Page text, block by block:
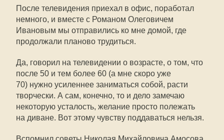
После телевидения приехал в офис, поработал
немного, и вместе с Романом Олеговичем
Ивановым мы отправились ко мне домой, где
продолжали планово трудиться.
Да, говорил на телевидении о возрасте, о том, что
после 50 и тем более 60 (а мне скоро уже
70) нужно усиленнее заниматься собой, расти
творчески. А сам, конечно, то и дело замечаю
некоторую усталость, желание просто полежать
на диване. Вот этому чувству поддаваться нельзя.